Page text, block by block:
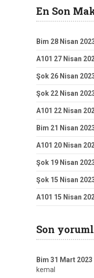
En Son
Bim 28 Nisan
A101 27 Nisan
Şok 26 Nisan
Şok 22 Nisan
A101 22 Nisan
Bim 21 Nisan
A101 20 Nisan
Şok 19 Nisan
Şok 15 Nisan
A101 15 Nisan
Son
Bim 31 Mart
kemal